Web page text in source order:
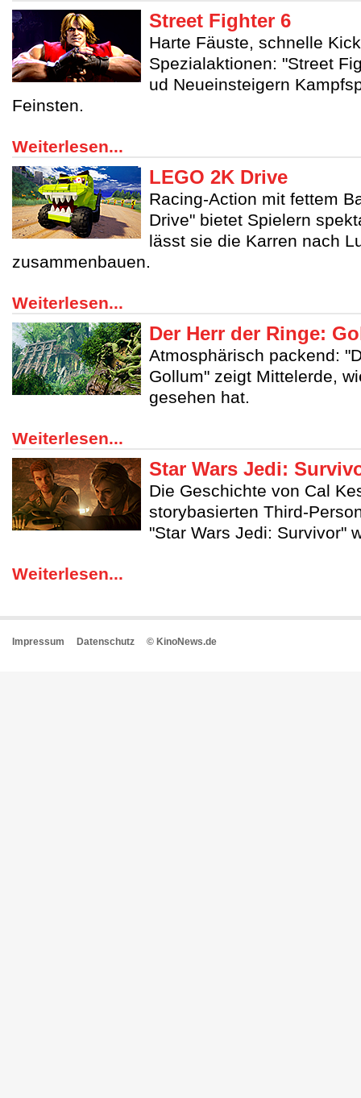
Street Fighter 6
Harte Fäuste, schnelle
Spezialaktionen: "Street
ud Neueinsteigern
Feinsten.
Weiterlesen...
LEGO 2K Drive
Racing-Action mit fettem
Drive" bietet Spielern
lässt sie die Karren nach
zusammenbauen.
Weiterlesen...
Der Herr der Ringe:
Atmosphärisch packend:
Gollum" zeigt Mittelerde,
gesehen hat.
Weiterlesen...
Star Wars Jedi:
Die Geschichte von Cal
storybasierten Third-
"Star Wars Jedi: Survivor"
Weiterlesen...
Impressum Datenschutz © KinoNews.de